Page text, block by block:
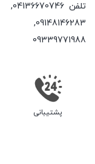
تلفن 04136670746
,
09148146283
,
09339771988
پشتیبانی